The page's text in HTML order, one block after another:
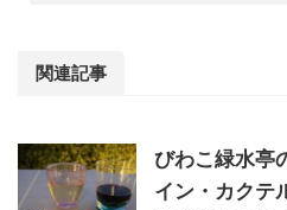
関連記事
びわこ緑水亭
イン・カクテ